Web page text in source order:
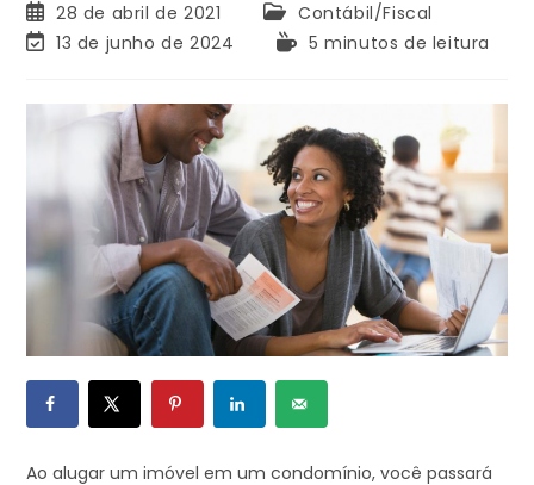
28 de abril de 2021
Contábil/Fiscal
13 de junho de 2024
5 minutos de leitura
Ao alugar um imóvel em um condomínio, você passará